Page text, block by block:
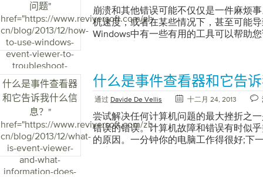
问题"
href="https://www.reviversoft.com/zh-
cn/blog/2013/12/how-
to-use-windows-
event-viewer-to-
troubleshoot-
problems/">
崩溃和其他错误可能不仅仅是一件麻烦
机速度，或者在某些情况下，甚至可能
Windows中有一些有用的工具可以帮助
Windows 8启动事件查看器： 1.按
。在搜索框中输入“ ev ”，然后按Enter键
。 2.请注意，旧版本的事件查看器与
区别在于3面板设计。这样可以更轻松地
应用程序的工作方式。 3.要执行快速事
概述”和“摘要”窗格。 4.注意标记为“ 严
什么是事件查看器
和它告诉我什么信
息？ "
href="https://www.reviversoft.com/zh-
cn/blog/2013/12/what-
is-event-viewer-
and-what-
information-does-
什么是事件查看器和它告
通过 Davide De Vellis 十二月 24, 2013
尝试解决任何计算机问题的最大挫折之
错误的错误。计算机故障和错误有时似
的原因。一分钟你的电脑工作得很好;下